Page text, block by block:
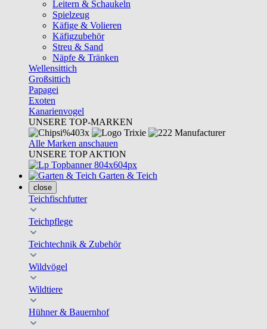
Leitern & Schaukeln
Spielzeug
Käfige & Volieren
Käfigzubehör
Streu & Sand
Näpfe & Tränken
Wellensittich
Großsittich
Papagei
Exoten
Kanarienvogel
UNSERE TOP-MARKEN
Alle Marken anschauen
UNSERE TOP AKTION
Garten & Teich
close
Teichfischfutter
Teichpflege
Teichtechnik & Zubehör
Wildvögel
Wildtiere
Hühner & Bauernhof